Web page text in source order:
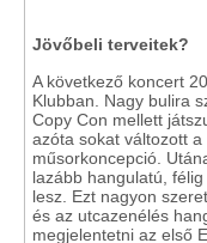
Jövőbeli terveitek?
A következő koncert
Klubban. Nagy bulira
Copy Con mellett
azóta sokat változott
műsorkoncepció.
lazább hangulatú,
lesz. Ezt nagyon
és az utcazenélés
megjelentetni az első